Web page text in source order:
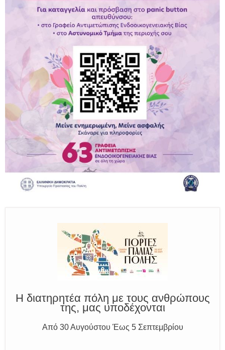
Η διατηρητέα πόλη με τους ανθρώπους
της, μας υποδέχονται
Παραμένουμε Προσεκτικοί
Καλούμε Άμεσα την Πυροσβεστική στο 199 ή στο 112
και δίνουμε σαφείς πληροφορίες